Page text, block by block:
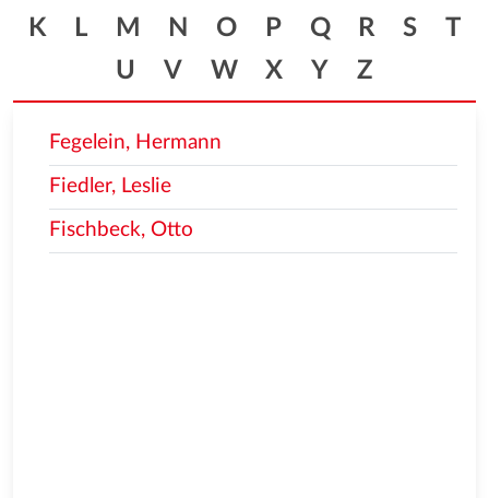
K
L M N O P Q R S
T
U
V W X Y Z
Fegelein, Hermann
Fiedler, Leslie
Fischbeck, Otto